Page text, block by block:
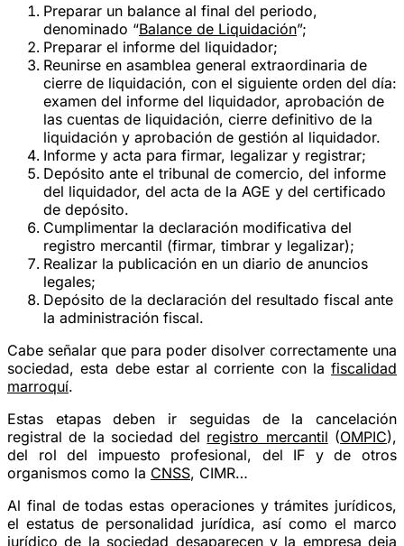
Preparar un balance al final del periodo,
denominado “Balance de Liquidación”;
Preparar el informe del liquidador;
Reunirse en asamblea general extraordinaria de
cierre de liquidación, con el siguiente orden del día:
examen del informe del liquidador, aprobación de
las cuentas de liquidación, cierre definitivo de la
liquidación y aprobación de gestión al liquidador.
Informe y acta para firmar, legalizar y registrar;
Depósito ante el tribunal de comercio, del informe
del liquidador, del acta de la AGE y del certificado
de depósito.
Cumplimentar la declaración modificativa del
registro mercantil (firmar, timbrar y legalizar);
Realizar la publicación en un diario de anuncios
legales;
Depósito de la declaración del resultado fiscal ante
la administración fiscal.
Cabe señalar que para poder disolver correctamente una
sociedad, esta debe estar al corriente con la fiscalidad
marroquí.
Estas etapas deben ir seguidas de la cancelación
registral de la sociedad del registro mercantil (OMPIC),
del rol del impuesto profesional, del IF y de otros
organismos como la CNSS, CIMR…
Al final de todas estas operaciones y trámites jurídicos,
el estatus de personalidad jurídica, así como el marco
jurídico de la sociedad desaparecen y la empresa deja